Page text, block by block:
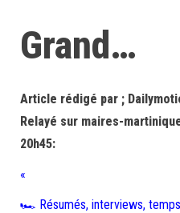
Grand…
Article rédigé par ;
Relayé sur maires-
20h45:
«
🏎️ Résumés, interviews,